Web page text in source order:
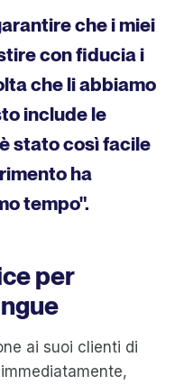
che i miei
con fiducia i
che li abbiamo
include le
stato così facile
ha
tempo".
per
ai suoi clienti di